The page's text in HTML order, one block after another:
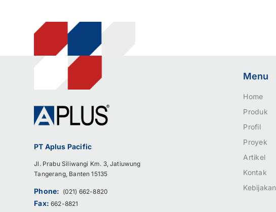
PT Aplus Pacific
Jl. Prabu Siliwangi Km. 3, Jatiuwung
Tangerang, Banten 15135
Phone: (021) 662-8820
Fax:662-8821
Menu
Home
Produk
Profil
Proyek
Artikel
Kontak